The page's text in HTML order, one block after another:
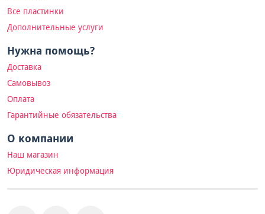
Все пластинки
Дополнительные услуги
Нужна помощь?
Доставка
Самовывоз
Оплата
Гарантийные обязательства
О компании
Наш магазин
Юридическая информация